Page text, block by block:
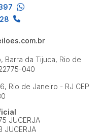
Barra da Tijuca, Rio de
040
Rio de Janeiro - RJ CEP
JUCERJA
JUCERJA